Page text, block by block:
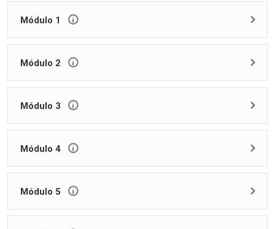
Módulo 1
Módulo 2
Módulo 3
Módulo 4
Módulo 5